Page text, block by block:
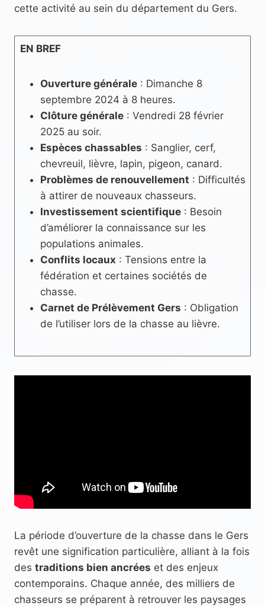
cette activité au sein du département du Gers.
EN BREF
Ouverture générale: Dimanche 8
septembre 2024 à 8 heures.
Clôture générale: Vendredi 28 février
2025 au soir.
Espèces chassables : Sanglier, cerf,
chevreuil, lièvre, lapin, pigeon, canard.
Problèmes de renouvellement : Difficultés
à attirer de nouveaux chasseurs.
Investissement scientifique: Besoin
d’améliorer la connaissance sur les
populations animales.
Conflits locaux : Tensions entre la
fédération et certaines sociétés de
chasse.
Carnet de Prélèvement Gers : Obligation
de l’utiliser lors de la chasse au lièvre.
La période d’ouverture de la chasse dans le Gers
revêt une signification particulière, alliant à la fois
des traditions bien ancrées et des enjeux
contemporains. Chaque année, des milliers de
chasseurs se préparent à retrouver les paysages